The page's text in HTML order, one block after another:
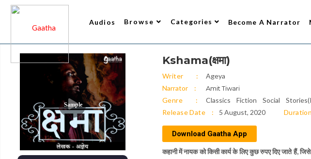
Audios Browse Categories Become A Narrator
Sample
Kshama(क्षमा)
Writer
Ageya
Narrator
Amit Tiwari
Genre Classics Fiction Social
Release Date
5 August, 2020 Duration
Download Gaatha App
कहानी में नायक को किसी कार्य के लिए कुछ रुपए दिए जाते हैं,